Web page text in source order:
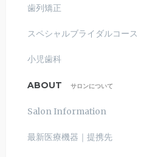
歯列矯正
スペシャルブライダルコース
小児歯科
ABOUT サロンについて
Salon Information
最新医療機器｜提携先